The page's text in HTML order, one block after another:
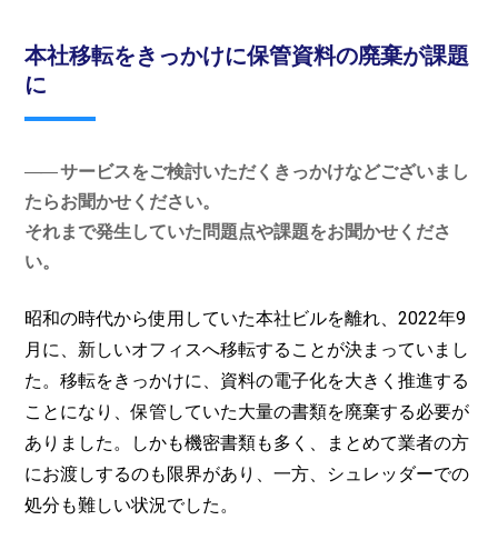
本社移転をきっかけに保管資料の廃棄が課題
に
サービスをご検討いただくきっかけなどございまし
たらお聞かせください。
それまで発生していた問題点や課題をお聞かせくださ
い。
昭和の時代から使用していた本社ビルを離れ、2022年9
月に、新しいオフィスへ移転することが決まっていまし
た。移転をきっかけに、資料の電子化を大きく推進する
ことになり、保管していた大量の書類を廃棄する必要が
ありました。しかも機密書類も多く、まとめて業者の方
にお渡しするのも限界があり、一方、シュレッダーでの
処分も難しい状況でした。